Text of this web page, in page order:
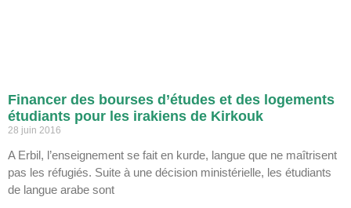
Financer des bourses d’études et des logements
étudiants pour les irakiens de Kirkouk
28 juin 2016
A Erbil, l’enseignement se fait en kurde, langue que ne maîtrisent
pas les réfugiés. Suite à une décision ministérielle, les étudiants
de langue arabe sont